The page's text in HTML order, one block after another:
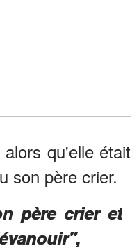
qu'elle était
son père crier.
père crier et